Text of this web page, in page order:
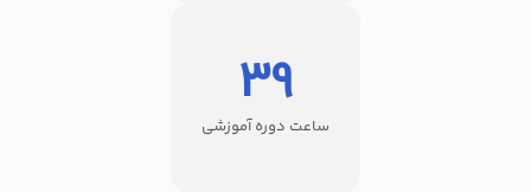
ساعت دوره آموزشی
39